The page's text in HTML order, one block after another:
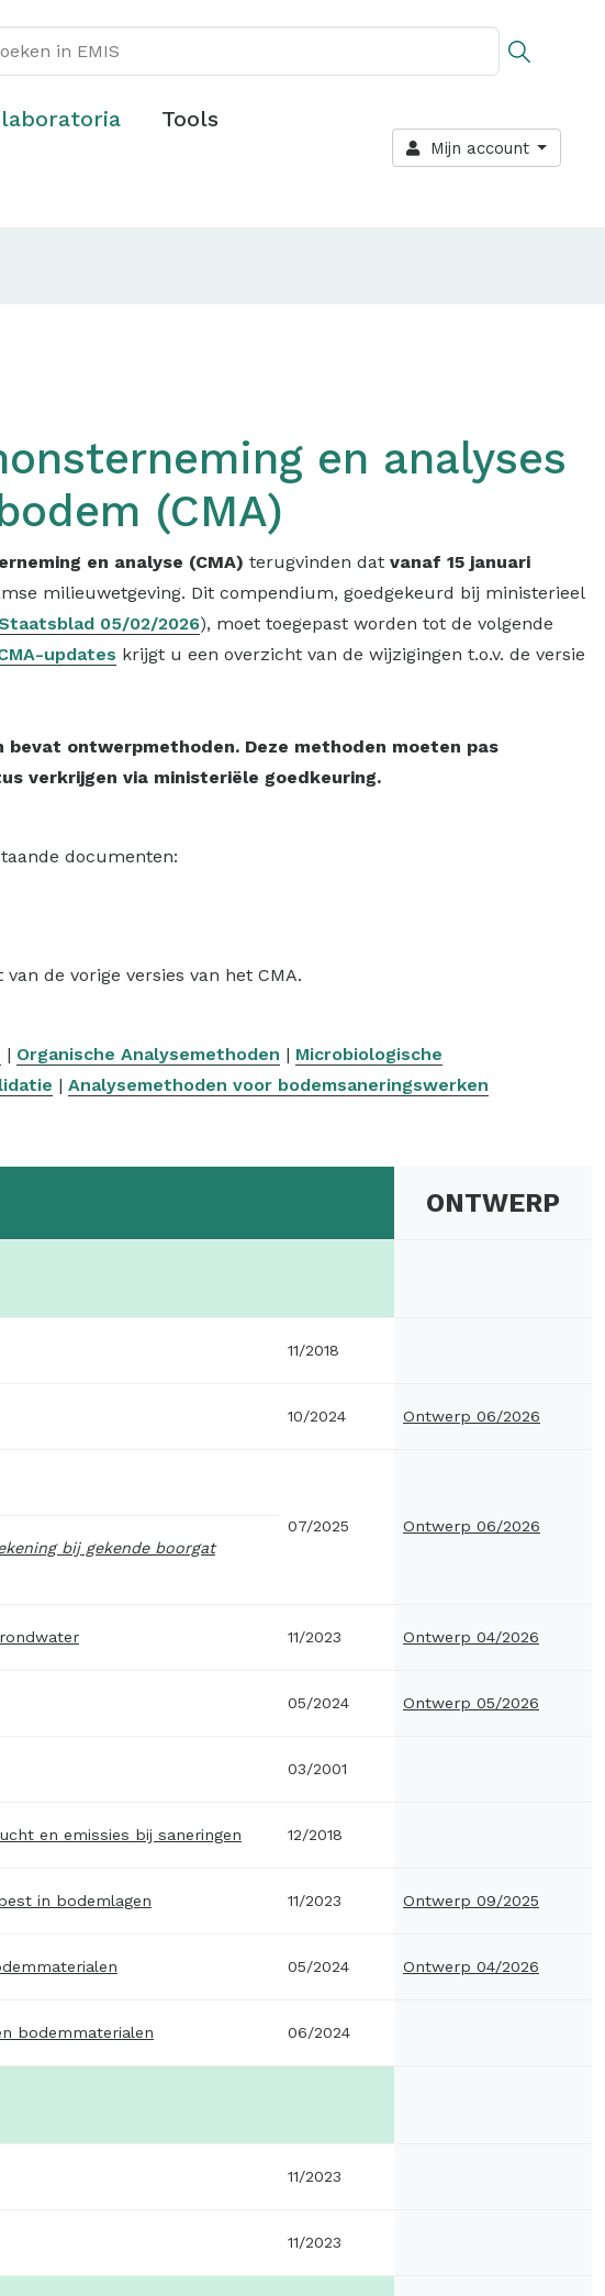
Tools
Mijn account
en analyses
(CMA)
en analyse (CMA) terugvinden dat vanaf 15 januari
milieuwetgeving. Dit compendium, goedgekeurd bij ministerieel
05/02/2026), moet toegepast worden tot de volgende
updates krijgt u een overzicht van de wijzigingen t.o.v. de versie
bevat ontwerpmethoden. Deze methoden moeten pas
verkrijgen via ministeriële goedkeuring.
documenten:
de vorige versies van het CMA.
| Organische Analysemethoden | Microbiologische
| Analysemethoden voor bodemsaneringswerken
ONTWERP
11/2018
10/2024 Ontwerp 06/2026
07/2025
Ontwerp 06/2026
bij gekende boorgat
11/2023 Ontwerp 04/2026
05/2024 Ontwerp 05/2026
03/2001
en emissies bij saneringen 12/2018
in bodemlagen 11/2023 Ontwerp 09/2025
05/2024 Ontwerp 04/2026
bodemmaterialen 06/2024
11/2023
11/2023